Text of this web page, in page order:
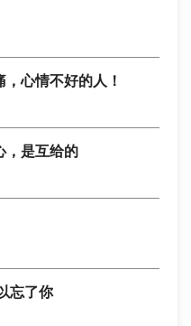
心情不好的人！
，是互给的
忘了你